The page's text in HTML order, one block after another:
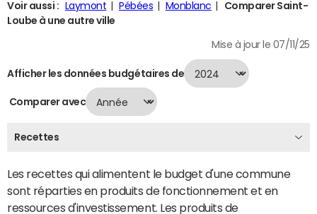
Voir aussi : Laymont Pébées Monblanc
Comparer Saint-
Loube à une autre ville
Mise à jour le 07/11/25
Afficher les données budgétaires de
Comparer avec
Recettes
Les recettes qui alimentent le budget d'une commune
sont réparties en produits de fonctionnement et en
ressources d'investissement. Les produits de